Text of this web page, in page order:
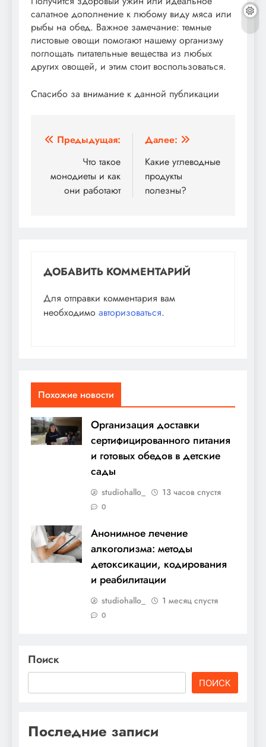
салатное дополнение к любому виду мяса или
рыбы на обед. Важное замечание: темные
листовые овощи помогают нашему организму
поглощать питательные вещества из любых
других овощей, и этим стоит воспользоваться.
Спасибо за внимание к данной публикации
Навигация
записям
Предыдущая:
Что такое
монодиеты и как
они работают
Далее:
Какие углеводные
продукты
полезны?
ДОБАВИТЬ КОММЕНТАРИЙ
Для отправки комментария вам
необходимо авторизоваться.
Похожие новости
Организация доставки
сертифицированного питания
и готовых обедов в детские
сады
studiohallo_ 13 часов спустя
0
Анонимное лечение
алкоголизма: методы
детоксикации, кодирования
и реабилитации
studiohallo_ 1 месяц спустя
0
Поиск
ПОИСК
Последние записи